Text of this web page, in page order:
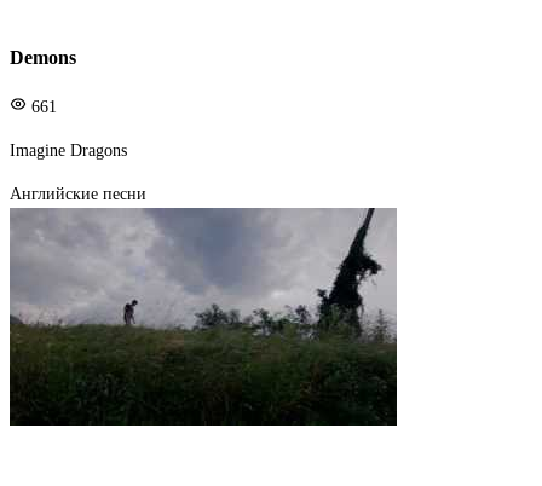
Demons
661
Imagine Dragons
Английские песни